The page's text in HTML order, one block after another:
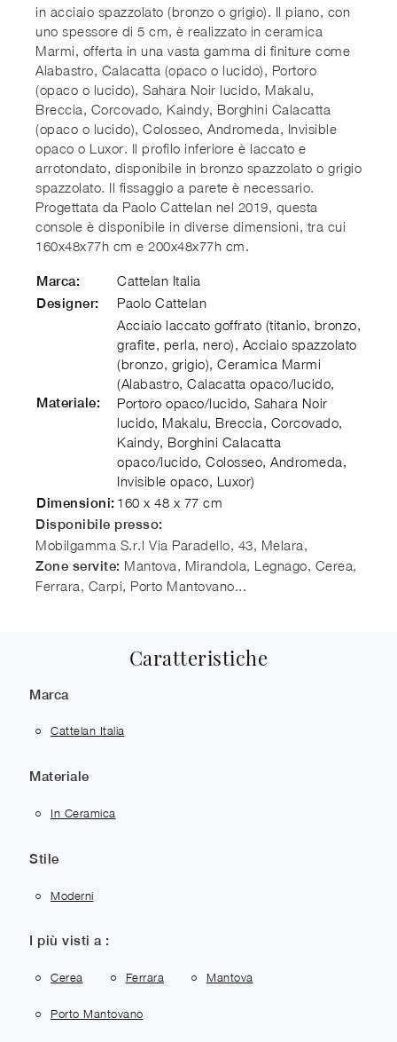
in acciaio spazzolato (bronzo o grigio). Il piano, con
uno spessore di 5 cm, è realizzato in ceramica
Marmi, offerta in una vasta gamma di finiture come
Alabastro, Calacatta (opaco o lucido), Portoro
(opaco o lucido), Sahara Noir lucido, Makalu,
Breccia, Corcovado, Kaindy, Borghini Calacatta
(opaco o lucido), Colosseo, Andromeda, Invisible
opaco o Luxor. Il profilo inferiore è laccato e
arrotondato, disponibile in bronzo spazzolato o grigio
spazzolato. Il fissaggio a parete è necessario.
Progettata da Paolo Cattelan nel 2019, questa
console è disponibile in diverse dimensioni, tra cui
160x48x77h cm e 200x48x77h cm.
Marca: Cattelan Italia
Designer: Paolo Cattelan
Materiale:
Acciaio laccato goffrato (titanio, bronzo,
grafite, perla, nero), Acciaio spazzolato
(bronzo, grigio), Ceramica Marmi
(Alabastro, Calacatta opaco/lucido,
Portoro opaco/lucido, Sahara Noir
lucido, Makalu, Breccia, Corcovado,
Kaindy, Borghini Calacatta
opaco/lucido, Colosseo, Andromeda,
Invisible opaco, Luxor)
Dimensioni: 160 x 48 x 77 cm
Disponibile presso:
Mobilgamma S.r.l Via Paradello, 43, Melara,
Zone servite: Mantova, Mirandola, Legnago, Cerea,
Ferrara, Carpi, Porto Mantovano...
Caratteristiche
Marca
Cattelan Italia
Materiale
In Ceramica
Stile
Moderni
I più visti a :
Cerea Ferrara Mantova
Porto Mantovano